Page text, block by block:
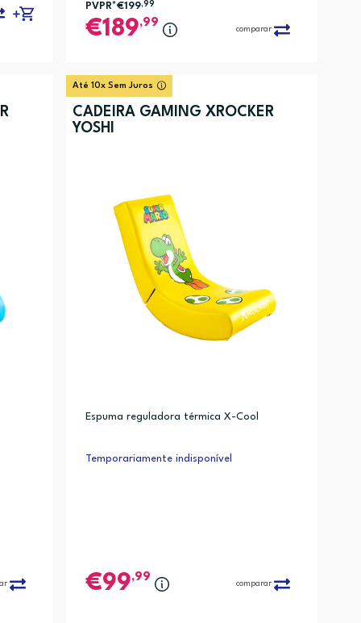
PVPR*€199,99
189,99
comparar
Até 10x Sem Juros
CADEIRA GAMING XROCKER
YOSHI
Espuma reguladora térmica X-Cool
Temporariamente indisponível
99,99
comparar